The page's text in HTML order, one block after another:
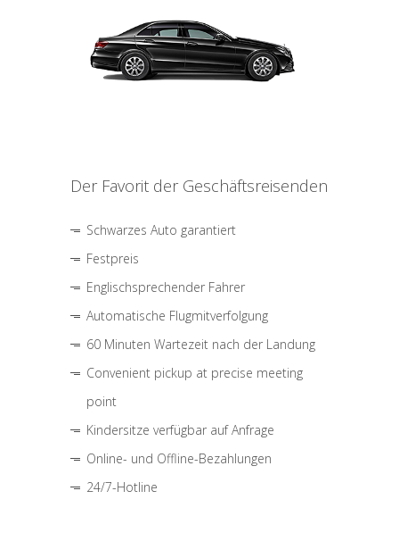
Der Favorit der Geschäftsreisenden
Schwarzes Auto garantiert
Festpreis
Englischsprechender Fahrer
Automatische Flugmitverfolgung
60 Minuten Wartezeit nach der Landung
Convenient pickup at precise meeting
point
Kindersitze verfügbar auf Anfrage
Online- und Offline-Bezahlungen
24/7-Hotline